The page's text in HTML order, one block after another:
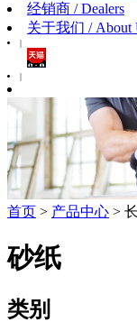
经销商 / Dealers
关于我们 / About
|
|
首页 > 产品中心 >
砂纸
类别